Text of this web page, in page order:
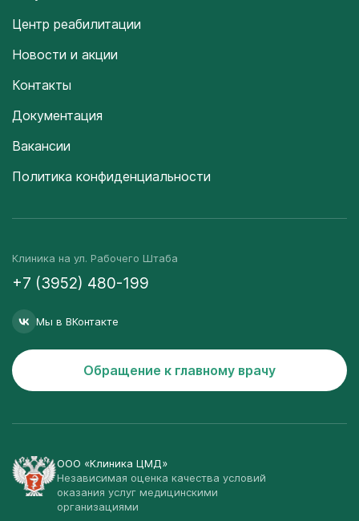
Центр реабилитации
Новости и акции
Контакты
Документация
Вакансии
Политика конфиденциальности
Клиника на ул. Рабочего Штаба
+7 (3952) 480-199
Мы в ВКонтакте
Обращение к главному врачу
ООО «Клиника ЦМД»
Независимая оценка качества условий
оказания услуг медицинскими
организациями